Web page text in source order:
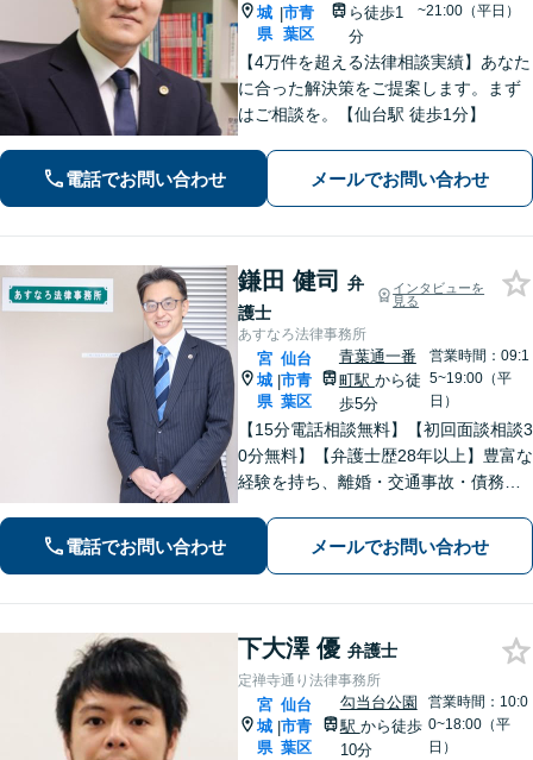
城
県
|市青
葉区
ら徒歩1
分
~21:00（平日）
【4万件を超える法律相談実績】あなた
に合った解決策をご提案します。まず
はご相談を。【仙台駅 徒歩1分】
電話でお問い合わせ メールでお問い合わせ
鎌田 健司
弁
護士
インタビューを
見る
あすなろ法律事務所
宮
城
県
|
仙台
市青
葉区
青葉通一番
町駅 から徒
歩5分
営業時間：09:1
5~19:00（平
日）
【15分電話相談無料】【初回面談相談3
0分無料】【弁護士歴28年以上】豊富な
経験を持ち、離婚・交通事故・債務整
応。司法書士や税理士と連携。【青葉
通一番町駅5分】
電話でお問い合わせ メールでお問い合わせ
下大澤 優 弁護士
定禅寺通り法律事務所
宮
城
県
|
仙台
市青
葉区
勾当台公園
駅 から徒歩
10分
営業時間：10:0
0~18:00（平
日）